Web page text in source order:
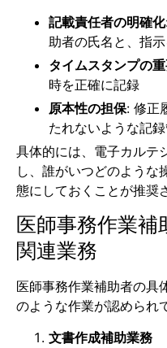
記載責任者の明確化
助者の氏名と、指
タイムスタンプの
時を正確に記録
原本性の担保: 修正
たれないような記
具体的には、電子カルテ
し、誰がいつどのような
態にしておくことが推奨
医師事務作業
関連業務
医師事務作業補助者の具
のような作業が認められ
文書作成補助業務